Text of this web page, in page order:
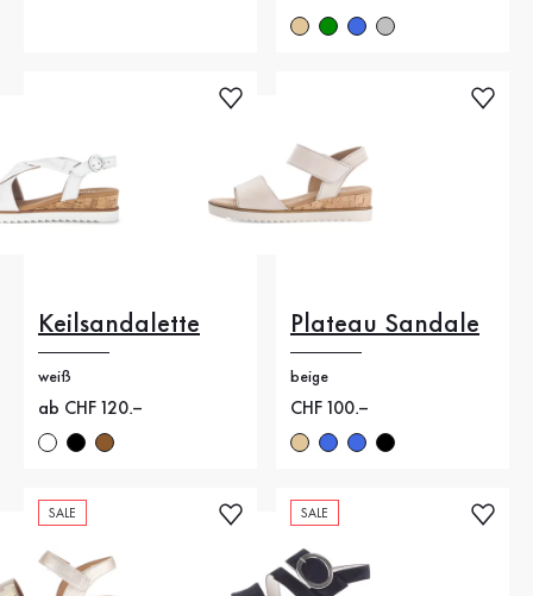
Keilsandalette
weiß
Neuer Preis
ab CHF 120.–
Plateau Sandale
beige
Neuer Preis
CHF 100.–
SALE SALE